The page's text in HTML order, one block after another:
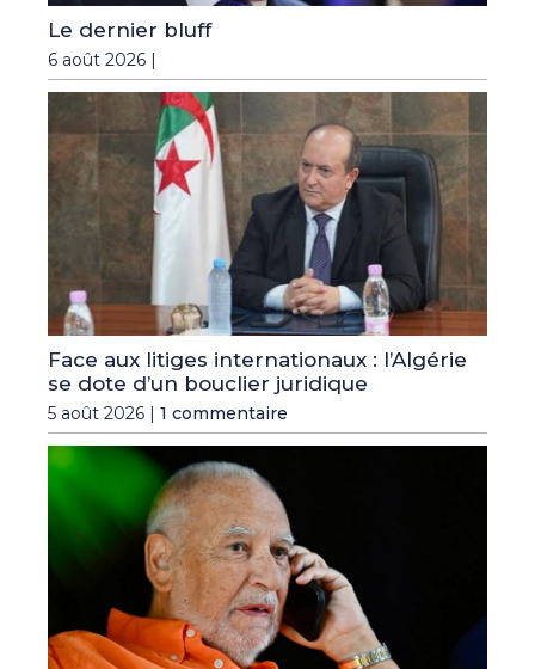
Le dernier bluff
6 août 2026 |
Face aux litiges internationaux : l’Algérie
se dote d’un bouclier juridique
5 août 2026 | 1 commentaire